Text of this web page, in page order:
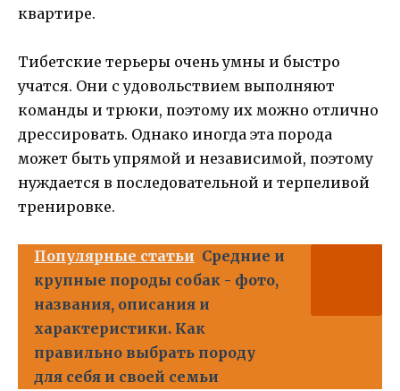
квартире.
Тибетские терьеры очень умны и быстро
учатся. Они с удовольствием выполняют
команды и трюки, поэтому их можно отлично
дрессировать. Однако иногда эта порода
может быть упрямой и независимой, поэтому
нуждается в последовательной и терпеливой
тренировке.
Популярные статьи Средние и
крупные породы собак - фото,
названия, описания и
характеристики. Как
правильно выбрать породу
для себя и своей семьи